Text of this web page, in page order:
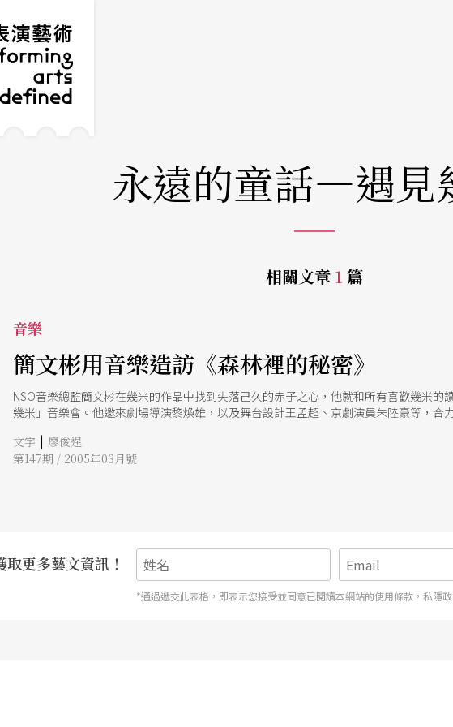
永遠的童話—遇見
相關文章 1 篇
音樂
簡文彬用音樂造訪《森林裡的秘密》
NSO音樂總監簡文彬在幾米的作品中找到失落己久的赤子之心，他就和所有喜歡幾米
幾米」音樂會。他邀來劇場導演黎煥雄，以及舞台設計王孟超、京劇演員朱陸豪等，合
文字 | 廖俊逞
第147期 / 2005年03月號
更多藝文資訊！
*通過遞交此表格，即表示您接受並同意已閱讀本網站的使用條款，私隱